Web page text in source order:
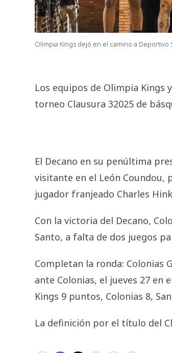
Olimpia Kings dejó en el camino a Deportivo
Los equipos de Olimpia Kings
torneo Clausura 32025 de
El Decano en su penúltima
visitante en el León Coundou,
jugador franjeado Charles
Con la victoria del Decano,
Santo, a falta de dos juegos
Completan la ronda: Colonias
ante Colonias, el jueves 27 en
Kings 9 puntos, Colonias 8, San
La definición por el título del